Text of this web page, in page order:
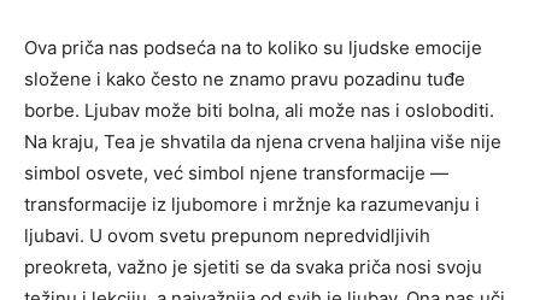
Ova priča nas podseća na to koliko su ljudske emocije
složene i kako često ne znamo pravu pozadinu tuđe
borbe. Ljubav može biti bolna, ali može nas i osloboditi.
Na kraju, Tea je shvatila da njena crvena haljina više nije
simbol osvete, već simbol njene transformacije —
transformacije iz ljubomore i mržnje ka razumevanju i
ljubavi. U ovom svetu prepunom nepredvidljivih
preokreta, važno je sjetiti se da svaka priča nosi svoju